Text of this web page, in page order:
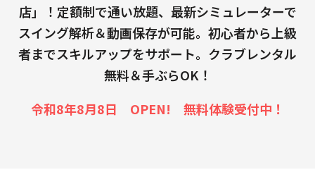
店」！定額制で通い放題、最新シミュレーターで
スイング解析＆動画保存が可能。初心者から上級
者までスキルアップをサポート。クラブレンタル
無料＆手ぶらOK！
令和8年8月8日 OPEN! 無料体験受付中！